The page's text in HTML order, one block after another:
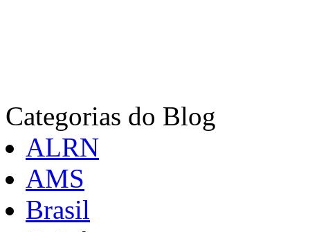
Categorias do Blog
ALRN
AMS
Brasil